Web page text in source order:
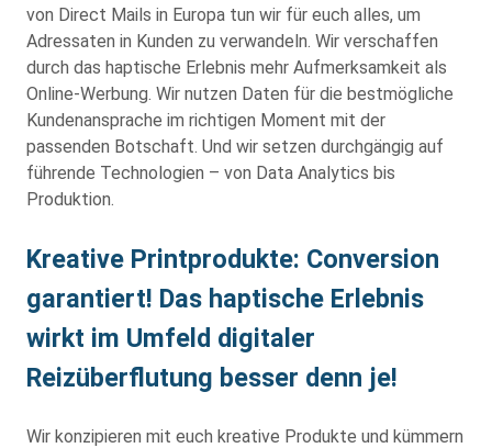
von Direct Mails in Europa tun wir für euch alles, um
Adressaten in Kunden zu verwandeln. Wir verschaffen
durch das haptische Erlebnis mehr Aufmerksamkeit als
Online-Werbung. Wir nutzen Daten für die bestmögliche
Kundenansprache im richtigen Moment mit der
passenden Botschaft. Und wir setzen durchgängig auf
führende Technologien – von Data Analytics bis
Produktion.
Kreative Printprodukte: Conversion
garantiert! Das haptische Erlebnis
wirkt im Umfeld digitaler
Reizüberflutung besser denn je!
Wir konzipieren mit euch kreative Produkte und kümmern